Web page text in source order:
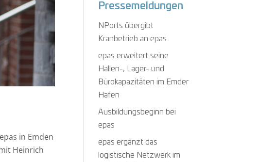
in Emden
Heinrich
Pressemeldungen
NPorts übergibt
Kranbetrieb an epas
epas erweitert seine
Hallen-, Lager- und
Bürokapazitäten im Emder
Hafen
Ausbildungsbeginn bei
epas
epas ergänzt das
logistische Netzwerk im